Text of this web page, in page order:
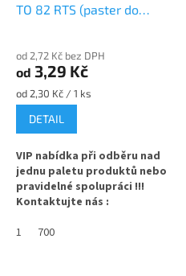
TO 82 RTS (paster do
od 2,72 Kč bez DPH
od 3,29 Kč
Měrná
cena:
od 2,30 Kč / 1 ks
DETAIL
VIP nabídka při odběru nad
jednu paletu produktů nebo
pravidelné spolupráci !!!
Kontaktujte nás :
1 700